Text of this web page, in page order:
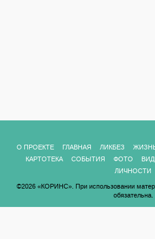
О ПРОЕКТЕ ГЛАВНАЯ ЛИКБЕЗ
КАРТОТЕКА
СОБЫТИЯ ФОТО
ЛИЧНОСТИ
©2026 «КОРИНС». При использовании
обязательна.